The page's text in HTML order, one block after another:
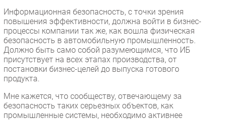
Информационная безопасность, с точки зрения
повышения эффективности, должна войти в бизнес-
процессы компании так же, как вошла физическая
безопасность в автомобильную промышленность.
Должно быть само собой разумеющимся, что ИБ
присутствует на всех этапах производства, от
постановки бизнес-целей до выпуска готового
продукта.
Мне кажется, что сообществу, отвечающему за
безопасность таких серьезных объектов, как
промышленные системы, необходимо активнее